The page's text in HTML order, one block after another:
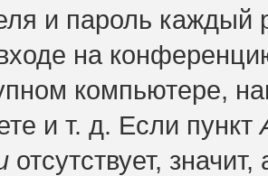
и пароль
на
компьютере,
и т. д. Если пункт
отсутствует,